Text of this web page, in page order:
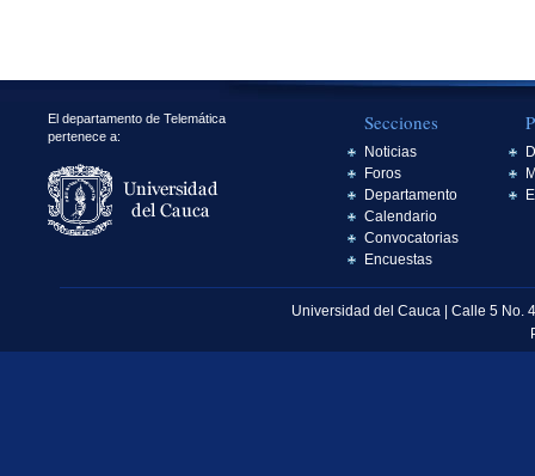
El departamento de Telemática
pertenece a:
Secciones
Noticias
Foros
Departamento
Calendario
Convocatorias
Encuestas
Universidad del Cauca | Calle 5 No.